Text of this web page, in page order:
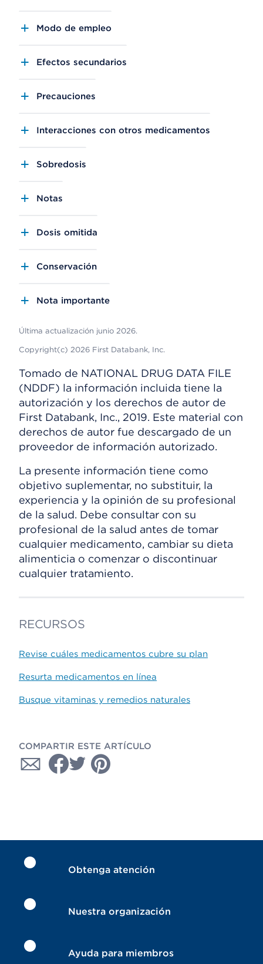
Modo de empleo
Efectos secundarios
Precauciones
Interacciones con otros medicamentos
Sobredosis
Notas
Dosis omitida
Conservación
Nota importante
Última actualización junio 2026.
Copyright(c) 2026 First Databank, Inc.
Tomado de NATIONAL DRUG DATA FILE
(NDDF) la información incluida tiene la
autorización y los derechos de autor de
First Databank, Inc., 2019. Este material con
derechos de autor fue descargado de un
proveedor de información autorizado.
La presente información tiene como
objetivo suplementar, no substituir, la
experiencia y la opinión de su profesional
de la salud. Debe consultar con su
profesional de la salud antes de tomar
cualquier medicamento, cambiar su dieta
alimenticia o comenzar o discontinuar
cualquier tratamiento.
RECURSOS
Revise cuáles medicamentos cubre su plan
Resurta medicamentos en línea
Busque vitaminas y remedios naturales
COMPARTIR ESTE ARTÍCULO
Obtenga atención
Nuestra organización
Ayuda para miembros